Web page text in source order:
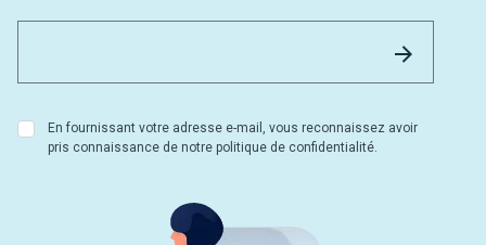
En fournissant votre adresse e-mail, vous reconnaissez avoir
pris connaissance de notre politique de confidentialité.